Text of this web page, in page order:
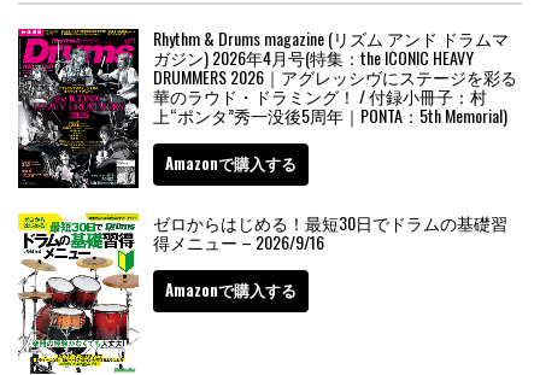
Rhythm & Drums magazine (リズム アンド ドラムマ
ガジン) 2026年4月号(特集：the ICONIC HEAVY
DRUMMERS 2026｜アグレッシヴにステージを彩る
華のラウド・ドラミング！ / 付録小冊子：村
上“ポンタ”秀一没後5周年｜PONTA：5th Memorial)
Amazonで購入する
ゼロからはじめる！最短30日でドラムの基礎習
得メニュー – 2026/9/16
Amazonで購入する